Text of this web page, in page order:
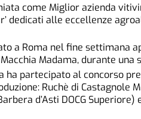
come Miglior azienda
dedicati alle eccellenze
a Roma nel fine settimana
Madama, durante una
ha partecipato al concorso
Ruchè di Castagnole
d’Asti DOCG